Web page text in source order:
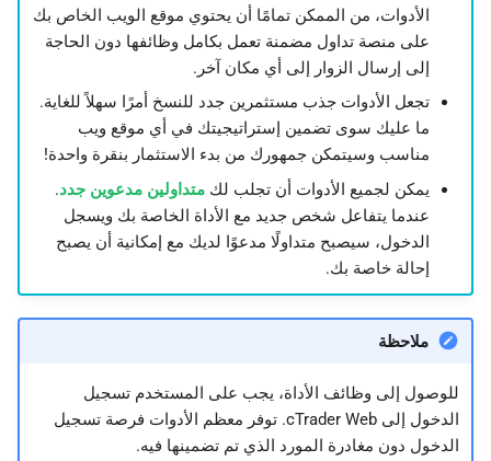
Polski
Русский
الأدوات، من الممكن تمامًا أن يحتوي موقع الويب الخاص بك
على منصة تداول مضمنة تعمل بكامل وظائفها دون الحاجة
إلى إرسال الزوار إلى أي مكان آخر.
تجعل الأدوات جذب مستثمرين جدد للنسخ أمرًا سهلاً للغاية.
ما عليك سوى تضمين إستراتيجيتك في أي موقع ويب
مناسب وسيتمكن جمهورك من بدء الاستثمار بنقرة واحدة!
يمكن لجميع الأدوات أن تجلب لكمتداولين مدعوين جدد.
عندما يتفاعل شخص جديد مع الأداة الخاصة بك ويسجل
الدخول، سيصبح متداولًا مدعوًا لديك مع إمكانية أن يصبح
إحالة خاصة بك.
ملاحظة
للوصول إلى وظائف الأداة، يجب على المستخدم تسجيل
الدخول إلى cTrader Web. توفر معظم الأدوات فرصة تسجيل
الدخول دون مغادرة المورد الذي تم تضمينها فيه.